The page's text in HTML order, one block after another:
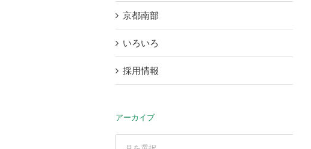
京都南部
いろいろ
採用情報
アーカイブ